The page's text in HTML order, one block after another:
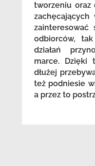
tworzeniu oraz
zachęcających
zainteresować
odbiorców,
działań
marce. Dzięki
dłużej
też podniesie
a przez to